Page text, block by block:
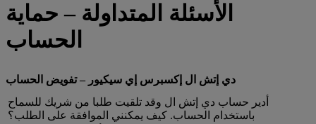
الأسئلة المتداولة – حماية
الحساب
دي إتش ال إكسبرس إي سيكيور – تفويض الحساب
أدير حساب دي إتش ال وقد تلقيت طلبا من شريك للسماح
باستخدام الحساب. كيف يمكنني الموافقة على الطلب؟